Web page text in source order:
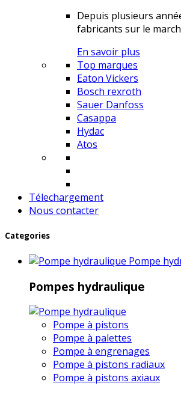
Depuis plusieurs
fabricants sur le
En savoir plus
Top marques
Eaton Vickers
Bosch rexroth
Sauer Danfoss
Casappa
Hydac
Atos
Télechargement
Nous contacter
Categories
Pompe
Pompes hydraulique
Pompe à pistons
Pompe à palettes
Pompe à engrenages
Pompe à pistons radiaux
Pompe à pistons axiaux